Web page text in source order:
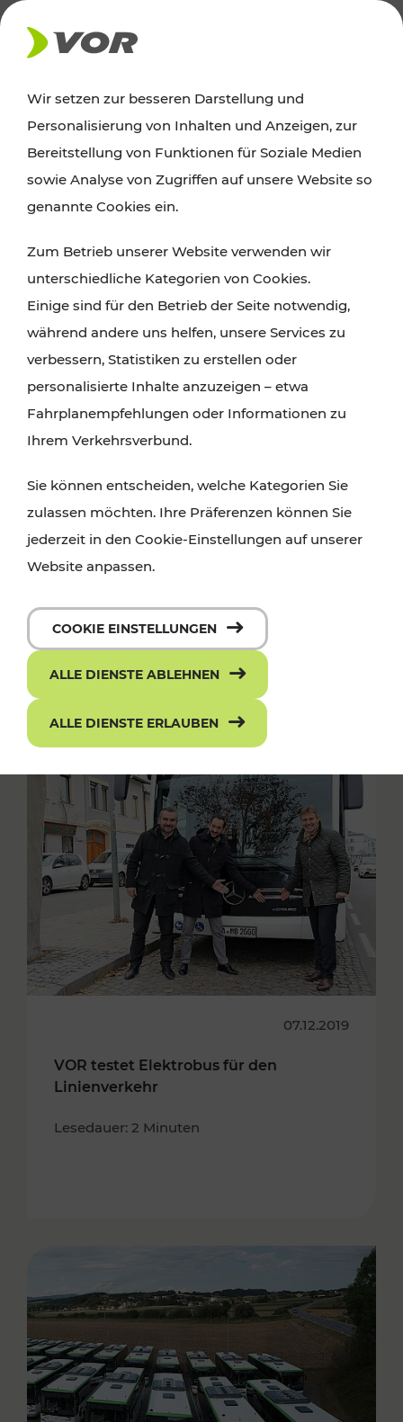
AKTUELLES
News
Alle wichtigen Meldungen zu Fahrplanänderungen,
finden Sie hier im Überblick.
07.12.2019
VOR testet Elektrobus für den
Linienverkehr
Lesedauer: 2 Minuten
Wir setzen zur besseren Darstellung und
Personalisierung von Inhalten und Anzeigen, zur
Bereitstellung von Funktionen für Soziale Medien
sowie Analyse von Zugriffen auf unsere Website so
genannte Cookies ein.
Zum Betrieb unserer Website verwenden wir
unterschiedliche Kategorien von Cookies.
Einige sind für den Betrieb der Seite notwendig,
während andere uns helfen, unsere Services zu
verbessern, Statistiken zu erstellen oder
personalisierte Inhalte anzuzeigen – etwa
Fahrplanempfehlungen oder Informationen zu
Ihrem Verkehrsverbund.
Sie können entscheiden, welche Kategorien Sie
zulassen möchten. Ihre Präferenzen können Sie
jederzeit in den Cookie-Einstellungen auf unserer
Website anpassen.
COOKIE EINSTELLUNGEN
ALLE DIENSTE ABLEHNEN
ALLE DIENSTE ERLAUBEN